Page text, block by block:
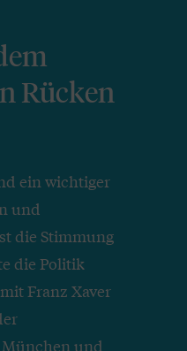
Rücken
ein wichtiger
und
die Stimmung
die Politik
Franz Xaver
München und